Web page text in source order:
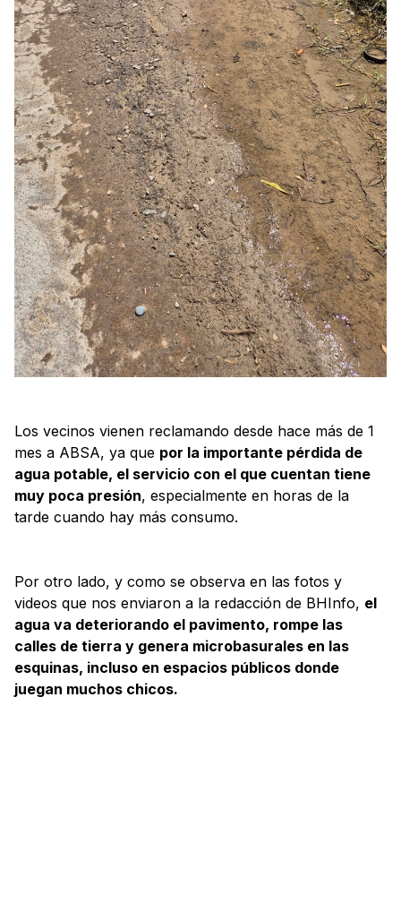
Los vecinos vienen reclamando desde hace más de 1
mes a ABSA, ya que por la importante pérdida de
agua potable, el servicio con el que cuentan tiene
muy poca presión, especialmente en horas de la
tarde cuando hay más consumo.
Por otro lado, y como se observa en las fotos y
videos que nos enviaron a la redacción de BHInfo, el
agua va deteriorando el pavimento, rompe las
calles de tierra y genera microbasurales en las
esquinas, incluso en espacios públicos donde
juegan muchos chicos.